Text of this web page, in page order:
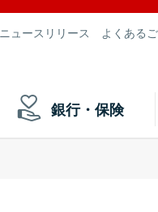
ニュースリリース よくある
銀行・保険